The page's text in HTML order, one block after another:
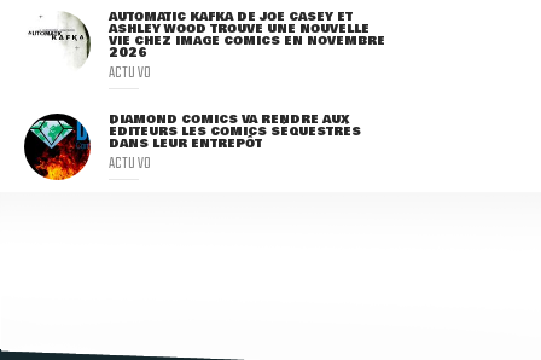
AUTOMATIC KAFKA DE JOE CASEY ET
ASHLEY WOOD TROUVE UNE NOUVELLE
VIE CHEZ IMAGE COMICS EN NOVEMBRE
2026
ACTU VO
DIAMOND COMICS VA RENDRE AUX
ÉDITEURS LES COMICS SÉQUESTRÉS
DANS LEUR ENTREPÔT
ACTU VO